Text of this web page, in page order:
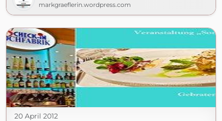
markgraeflerin.wordpress.com
20 April 2012